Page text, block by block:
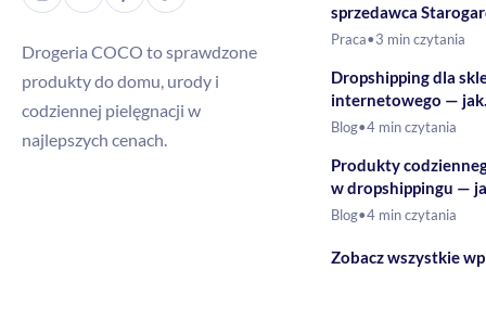
Drogeria COCO to sprawdzone
produkty do domu, urody i
codziennej pielęgnacji w
najlepszych cenach.
sprzedawca
Gdański – Drogeria
Praca•3 min czytania
Dropshipping dla
internetowego — jak
rozszerzyć ofertę o
Blog•4 min czytania
Produkty
w dropshippingu —
budować ofertę?
Blog•4 min czytania
Zobacz wszystkie